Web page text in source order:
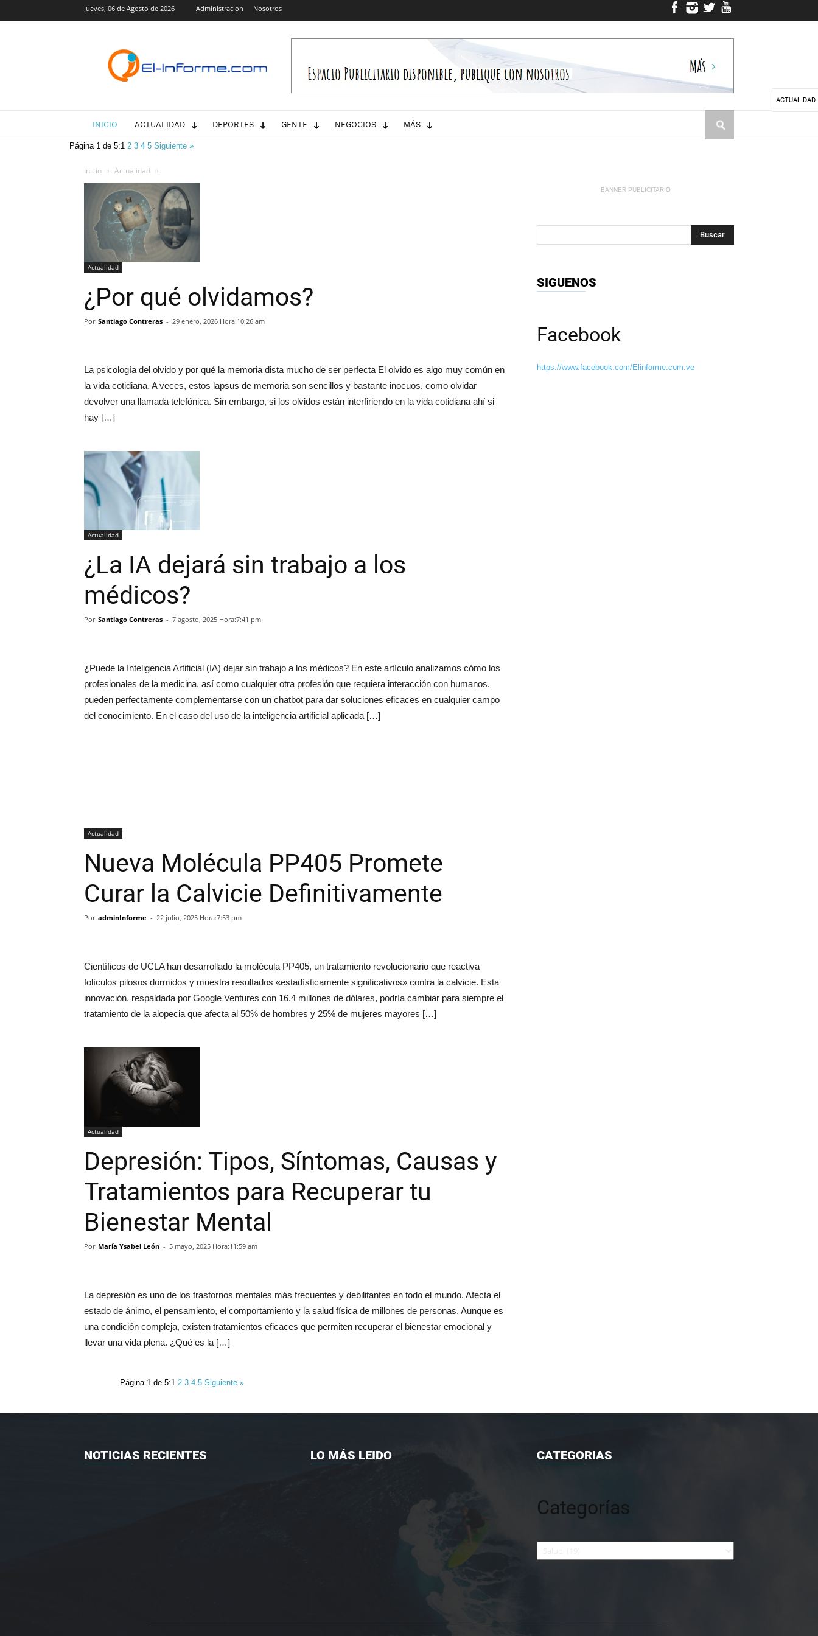
Jueves, 06 de Agosto de 2026 Administracion Nosotros
Informe.com
INICIO ACTUALIDAD DEPORTES GENTE NEGOCIOS MÁS
Página 1 de 5:1 2345Siguiente »
Inicio Actualidad
Actualidad
¿Por qué olvidamos?
Por Santiago Contreras - 29 enero, 2026 Hora:10:26 am
La psicología del olvido y por qué la memoria dista mucho de ser perfecta El olvido es algo muy común en
la vida cotidiana. A veces, estos lapsus de memoria son sencillos y bastante inocuos, como olvidar
devolver una llamada telefónica. Sin embargo, si los olvidos están interfiriendo en la vida cotidiana ahí si
hay […]
Actualidad
¿La IA dejará sin trabajo a los
médicos?
Por Santiago Contreras - 7 agosto, 2025 Hora:7:41 pm
¿Puede la Inteligencia Artificial (IA) dejar sin trabajo a los médicos? En este artículo analizamos cómo los
profesionales de la medicina, así como cualquier otra profesión que requiera interacción con humanos,
pueden perfectamente complementarse con un chatbot para dar soluciones eficaces en cualquier campo
del conocimiento. En el caso del uso de la inteligencia artificial aplicada […]
Actualidad
Nueva Molécula PP405 Promete
Curar la Calvicie Definitivamente
Por adminInforme - 22 julio, 2025 Hora:7:53 pm
Científicos de UCLA han desarrollado la molécula PP405, un tratamiento revolucionario que reactiva
folículos pilosos dormidos y muestra resultados «estadísticamente significativos» contra la calvicie. Esta
innovación, respaldada por Google Ventures con 16.4 millones de dólares, podría cambiar para siempre el
tratamiento de la alopecia que afecta al 50% de hombres y 25% de mujeres mayores […]
Actualidad
Depresión: Tipos, Síntomas, Causas y
Tratamientos para Recuperar tu
Bienestar Mental
Por María Ysabel León - 5 mayo, 2025 Hora:11:59 am
La depresión es uno de los trastornos mentales más frecuentes y debilitantes en todo el mundo. Afecta el
estado de ánimo, el pensamiento, el comportamiento y la salud física de millones de personas. Aunque es
una condición compleja, existen tratamientos eficaces que permiten recuperar el bienestar emocional y
llevar una vida plena. ¿Qué es la […]
Página 1 de 5:1 2345Siguiente »
BANNER PUBLICITARIO
SIGUENOS
Facebook
https://www.facebook.com/Elinforme.com.ve
NOTICIAS RECIENTES LO MÁS LEIDO CATEGORIAS
Categorías
Categorías
ACTUALIDAD